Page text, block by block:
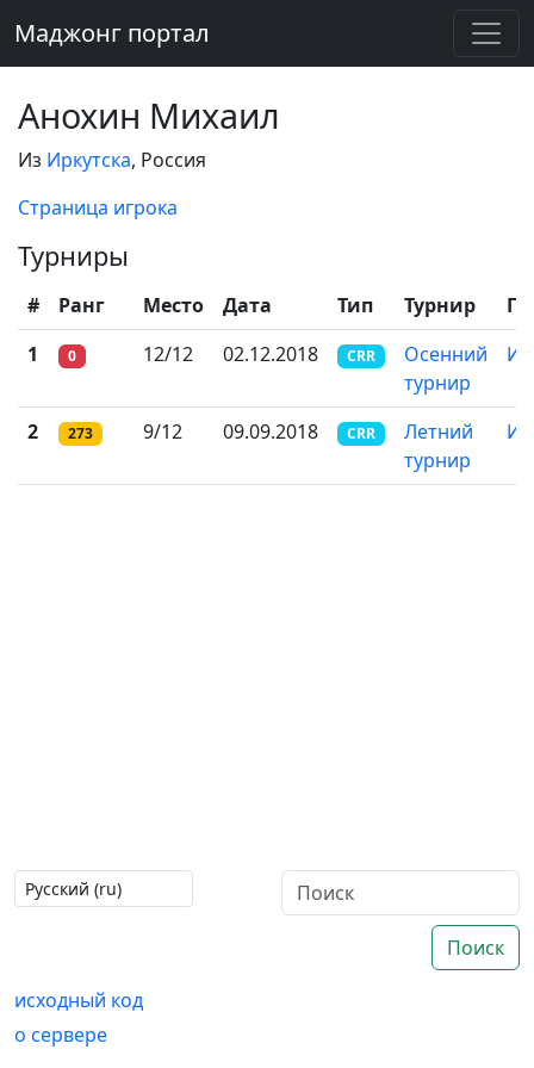
Маджонг портал
Анохин Михаил
Из Иркутска, Россия
Страница игрока
Турниры
# Ранг Место Дата Тип Турнир
1
0 12/12 02.12.2018 CRR
Осенний
турнир
2 273 9/12 09.09.2018 CRR
Летний
турнир
Поиск
исходный код
о сервере